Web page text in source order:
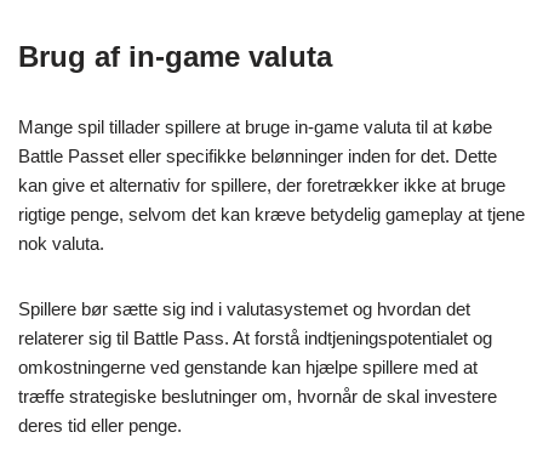
Brug af in-game valuta
Mange spil tillader spillere at bruge in-game valuta til at købe
Battle Passet eller specifikke belønninger inden for det. Dette
kan give et alternativ for spillere, der foretrækker ikke at bruge
rigtige penge, selvom det kan kræve betydelig gameplay at tjene
nok valuta.
Spillere bør sætte sig ind i valutasystemet og hvordan det
relaterer sig til Battle Pass. At forstå indtjeningspotentialet og
omkostningerne ved genstande kan hjælpe spillere med at
træffe strategiske beslutninger om, hvornår de skal investere
deres tid eller penge.